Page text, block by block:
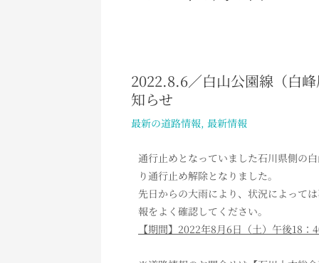
2022.8.6／白山公園線（白
知らせ
最新の道路情報, 最新情報
通行止めとなっていました石川県側の
り通行止め解除となりました。
先日からの大雨により、状況によって
報をよく確認してください。
【期間】2022年8月6日（土）午後18：
2022.8.6
／
白
公
（白